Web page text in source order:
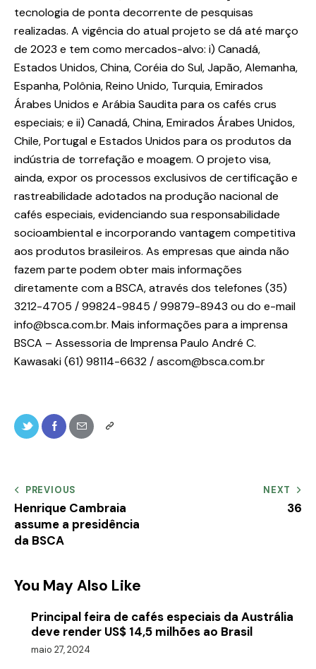
tecnologia de ponta decorrente de pesquisas
realizadas. A vigência do atual projeto se dá até março
de 2023 e tem como mercados-alvo: i) Canadá,
Estados Unidos, China, Coréia do Sul, Japão, Alemanha,
Espanha, Polônia, Reino Unido, Turquia, Emirados
Árabes Unidos e Arábia Saudita para os cafés crus
especiais; e ii) Canadá, China, Emirados Árabes Unidos,
Chile, Portugal e Estados Unidos para os produtos da
indústria de torrefação e moagem. O projeto visa,
ainda, expor os processos exclusivos de certificação e
rastreabilidade adotados na produção nacional de
cafés especiais, evidenciando sua responsabilidade
socioambiental e incorporando vantagem competitiva
aos produtos brasileiros. As empresas que ainda não
fazem parte podem obter mais informações
diretamente com a BSCA, através dos telefones (35)
3212-4705 / 99824-9845 / 99879-8943 ou do e-mail
info@bsca.com.br. Mais informações para a imprensa
BSCA – Assessoria de Imprensa Paulo André C.
Kawasaki (61) 98114-6632 / ascom@bsca.com.br
PREVIOUS
Henrique Cambraia
assume a presidência
da BSCA
NEXT
36
You May Also Like
Principal feira de cafés especiais da Austrália
deve render US$ 14,5 milhões ao Brasil
maio 27, 2024